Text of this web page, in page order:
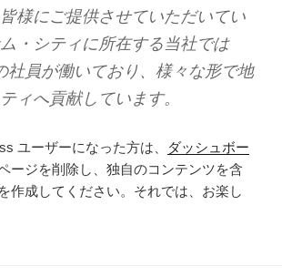
様にご提供させていただいてい
・シティに所在する当社では
社員が働いており、様々な形で地
ィへ貢献しています。
ユーザーになった方は、
ダッシュボー
ージを削除し、独自のコンテンツを含
作成してください。それでは、お楽し